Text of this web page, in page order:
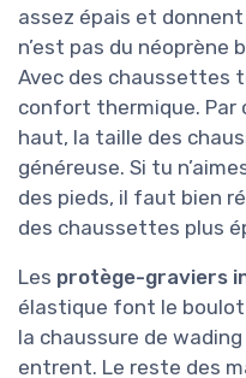
assez épais et
n’est pas du néoprène
Avec des chaussettes
confort thermique. Par
haut, la taille des
généreuse. Si tu
des pieds, il faut bien
des chaussettes plus
Les protège-graviers
élastique font le
la chaussure de
entrent. Le reste des